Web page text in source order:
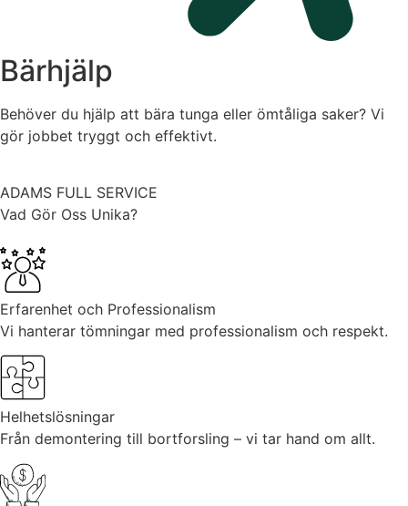
Bärhjälp
Behöver du hjälp att bära tunga eller ömtåliga saker? Vi
gör jobbet tryggt och effektivt.
ADAMS FULL SERVICE
Vad Gör Oss Unika?
Erfarenhet och Professionalism
Vi hanterar tömningar med professionalism och respekt.
Helhetslösningar
Från demontering till bortforsling – vi tar hand om allt.